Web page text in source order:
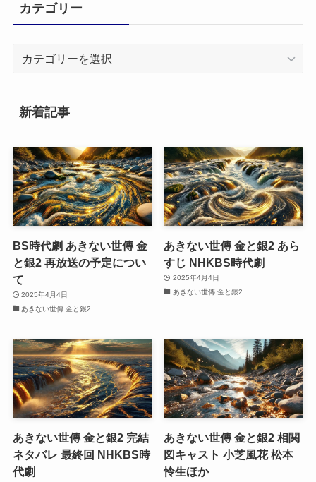
カテゴリー
リ
ー
新着記事
BS時代劇 あきない世傳 金
と銀2 再放送の予定につい
て
2025年4月4日
あきない世傳 金と銀2
あきない世傳 金と銀2 あら
すじ NHKBS時代劇
2025年4月4日
あきない世傳 金と銀2
あきない世傳 金と銀2 完結
ネタバレ 最終回 NHKBS時
代劇
あきない世傳 金と銀2 相関
図キャスト 小芝風花 松本
怜生ほか